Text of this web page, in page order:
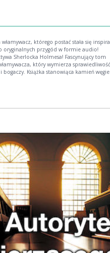
którego postać stała się
oryginalnych przygód w formie audio!
Holmesa! Fascynujący tom
który wymierza
węgielny
złodziejskiej kariery – wszystko zaczęło
rozpoznany i aresztowany, po czym
władz, przestępca nie tylko
obecny, ale dodatkowo powiadamia
na giełdzie barona, nazywanego
z jego cennego zbioru antyków i dzieł
i publicysta. Pod koniec XIX wieku
pisarzem. Ciężka praca i pragnienie
zjednaniem czytelników.
cieszy się do dziś seria opowiadań o
Arsène Lupin.